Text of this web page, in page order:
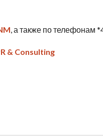
, а также по телефонам
& Consulting